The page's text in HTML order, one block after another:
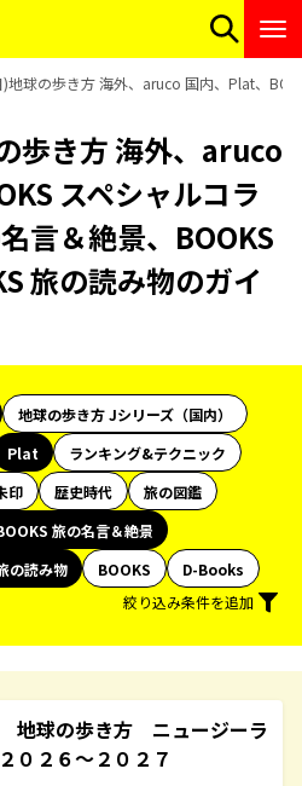
地球の歩き方 海外、aruco 国内、Plat、
歩き方 海外、aruco
スペシャルコラ
言＆絶景、BOOKS
旅の読み物のガイ
地球の歩き方 Jシリーズ（国内）
Plat
ランキング&テクニック
印 歴史時代
旅の図鑑
旅の名言＆絶景
の読み物 BOOKS
D-Books
絞り込み条件を追加
地球の歩き方 ニュージーラ
０２６～２０２７